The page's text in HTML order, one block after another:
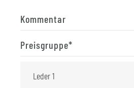
Kommentar
Preisgruppe*